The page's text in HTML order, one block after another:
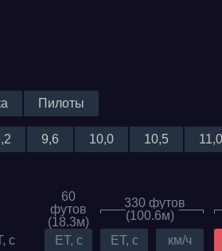
Трасса
Пилоты
9,6 10,0 10,5 11,0
60
футов
(18.3м)
330 футов
(100.6м)
c ET, c ET, c км/ч